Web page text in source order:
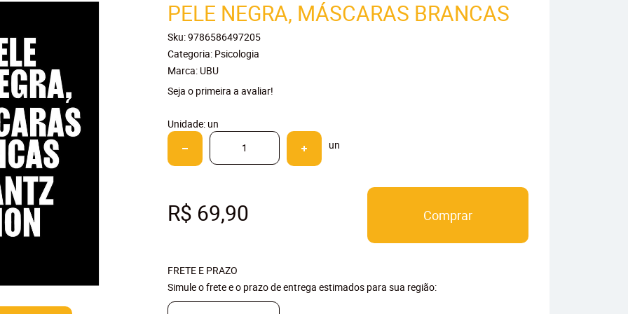
PELE NEGRA, MÁSCARAS BRANCAS
Sku:9786586497205
Categoria: Psicologia
Marca: UBU
Seja o primeira a avaliar!
Unidade: un
un
R$ 69,90 Comprar
FRETE E PRAZO
Simule o frete e o prazo de entrega estimados para sua região: